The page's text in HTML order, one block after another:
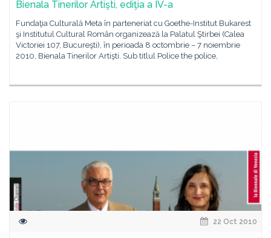
Bienala Tinerilor Artişti, ediţia a IV-a
Fundaţia Culturală Meta în parteneriat cu Goethe-Institut Bukarest
şi Institutul Cultural Român organizează la Palatul Ştirbei (Calea
Victoriei 107, Bucureşti), în perioada 8 octombrie – 7 noiembrie
2010, Bienala Tinerilor Artişti. Sub titlul Police the police,
22 Oct 2010